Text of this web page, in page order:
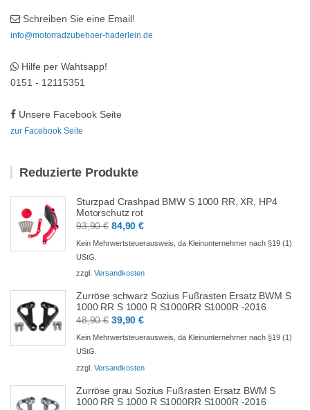
Schreiben Sie eine Email!
info@motorradzubehoer-haderlein.de
Hilfe per Wahtsapp!
0151 - 12115351
Unsere Facebook Seite
zur Facebook Seite
Reduzierte Produkte
Sturzpad Crashpad BMW S 1000 RR, XR, HP4
Motorschutz rot
93,90€ Ursprünglicher
Preis
93,90 €
84,90€Aktueller
Preis
84,90 €.
Kein Mehrwertsteuerausweis, da Kleinunternehmer nach §19 (1)
UStG.
zzgl. Versandkosten
Zurröse schwarz Sozius Fußrasten Ersatz BWM S
1000 RR S 1000 R S1000RR S1000R -2016
48,90€ Ursprünglicher
Preis
48,90 €
39,90€Aktueller
Preis
39,90 €.
Kein Mehrwertsteuerausweis, da Kleinunternehmer nach §19 (1)
UStG.
zzgl. Versandkosten
Zurröse grau Sozius Fußrasten Ersatz BWM S
1000 RR S 1000 R S1000RR S1000R -2016